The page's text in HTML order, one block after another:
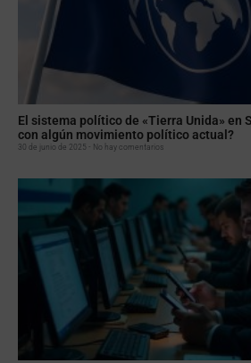
El sistema político de «Tierra Unida» en
con algún movimiento político actual?
30 de junio de 2025 No hay comentarios